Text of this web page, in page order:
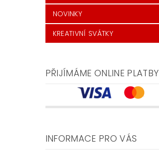
NOVINKY
KREATIVNÍ SVÁTKY
PŘIJÍMÁME ONLINE PLATBY
INFORMACE PRO VÁS